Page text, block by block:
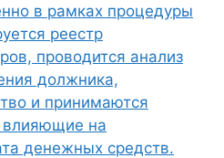
в рамках процедуры
реестр
проводится анализ
должника,
и принимаются
на
денежных средств.